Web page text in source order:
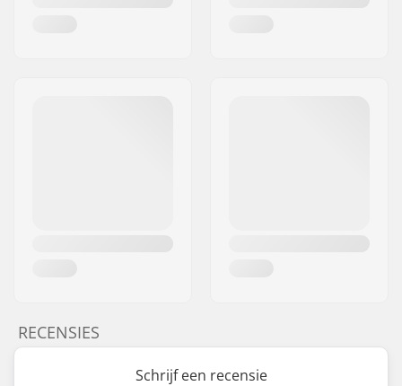
RECENSIES
Schrijf een recensie